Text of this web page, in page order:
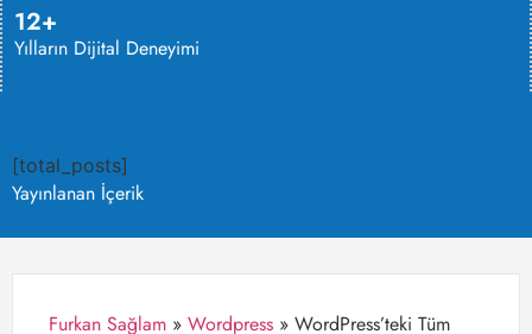
12+
Yılların Dijital Deneyimi
[total_posts]
Yayınlanan İçerik
Furkan Sağlam » Wordpress » WordPress’teki Tüm